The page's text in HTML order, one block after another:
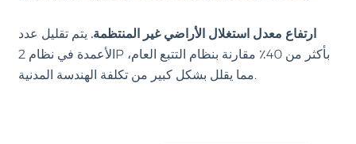
ارتفاع معدل استغلال الأراضي غير المنتظمة. يتم تقليل عدد
الأعمدة في نظام 2P بأكثر من 40٪ مقارنة بنظام التتبع العام،
مما يقلل بشكل كبير من تكلفة الهندسة المدنية.